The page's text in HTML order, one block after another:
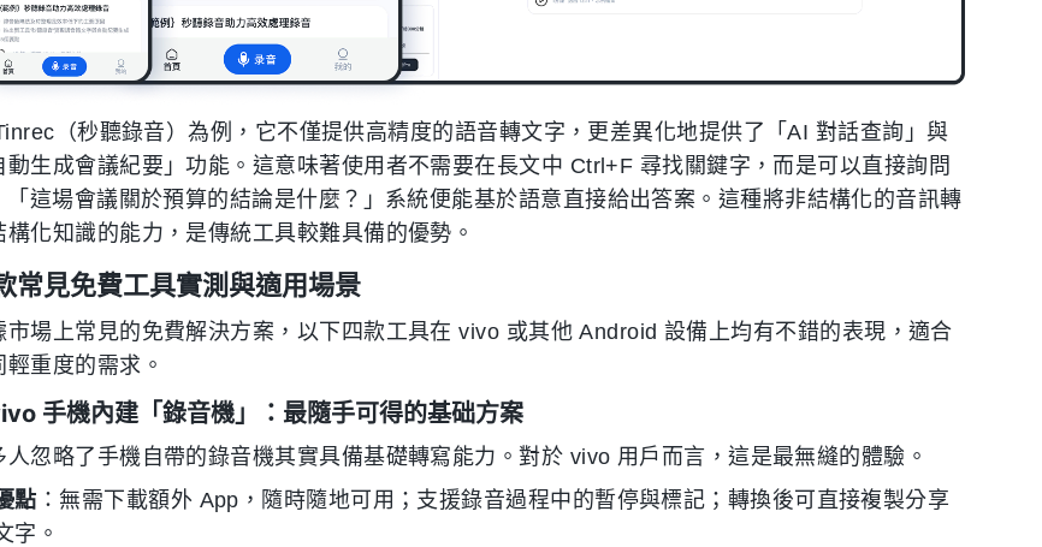
（秒聽錄音）為例，它不僅提供高精度的語音轉文字，更差異化地提供了「AI 對話查詢」與
動生成會議紀要」功能。這意味著使用者不需要在長文中 Ctrl+F 尋找關鍵字，而是可以直接詢問
「這場會議關於預算的結論是什麼？」系統便能基於語意直接給出答案。這種將非結構化的音訊轉
構化知識的能力，是傳統工具較難具備的優勢。
常見免費工具實測與適用場景
市場上常見的免費解決方案，以下四款工具在 vivo 或其他 Android 設備上均有不錯的表現，適合
輕重度的需求。
手機內建「錄音機」：最隨手可得的基础方案
人忽略了手機自帶的錄音機其實具備基礎轉寫能力。對於 vivo 用戶而言，這是最無縫的體驗。
點 ：無需下載額外 App，隨時隨地可用；支援錄音過程中的暫停與標記；轉換後可直接複製分享
字。